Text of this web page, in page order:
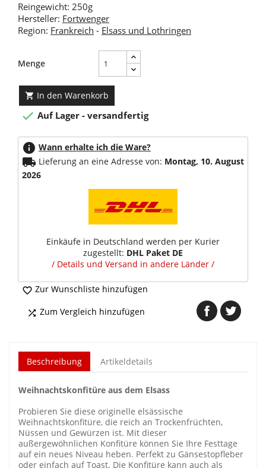
Reingewicht: 250g
Hersteller: Fortwenger
Region: Frankreich - Elsass und Lothringen
Menge
 In den Warenkorb
 Auf Lager - versandfertig
info Wann erhalte ich die Ware?
local_shipping Lieferung an eine Adresse von: Montag, 10. August
2026
Einkäufe in Deutschland werden per Kurier
zugestellt: DHL Paket DE
/ Details und Versand in andere Länder /
 Zur Wunschliste hinzufügen
 Zum Vergleich hinzufügen
Beschreibung Artikeldetails
Weihnachtskonfitüre aus dem Elsass
Probieren Sie diese originelle elsässische
Weihnachtskonfitüre, die reich an Trockenfrüchten,
Nüssen und Gewürzen ist. Mit dieser
außergewöhnlichen Konfitüre können Sie Ihre Festtage
auf ein neues Niveau heben. Perfekt zu Gänsestopfleber
oder einfach auf Toast. Die Konfitüre kann auch als